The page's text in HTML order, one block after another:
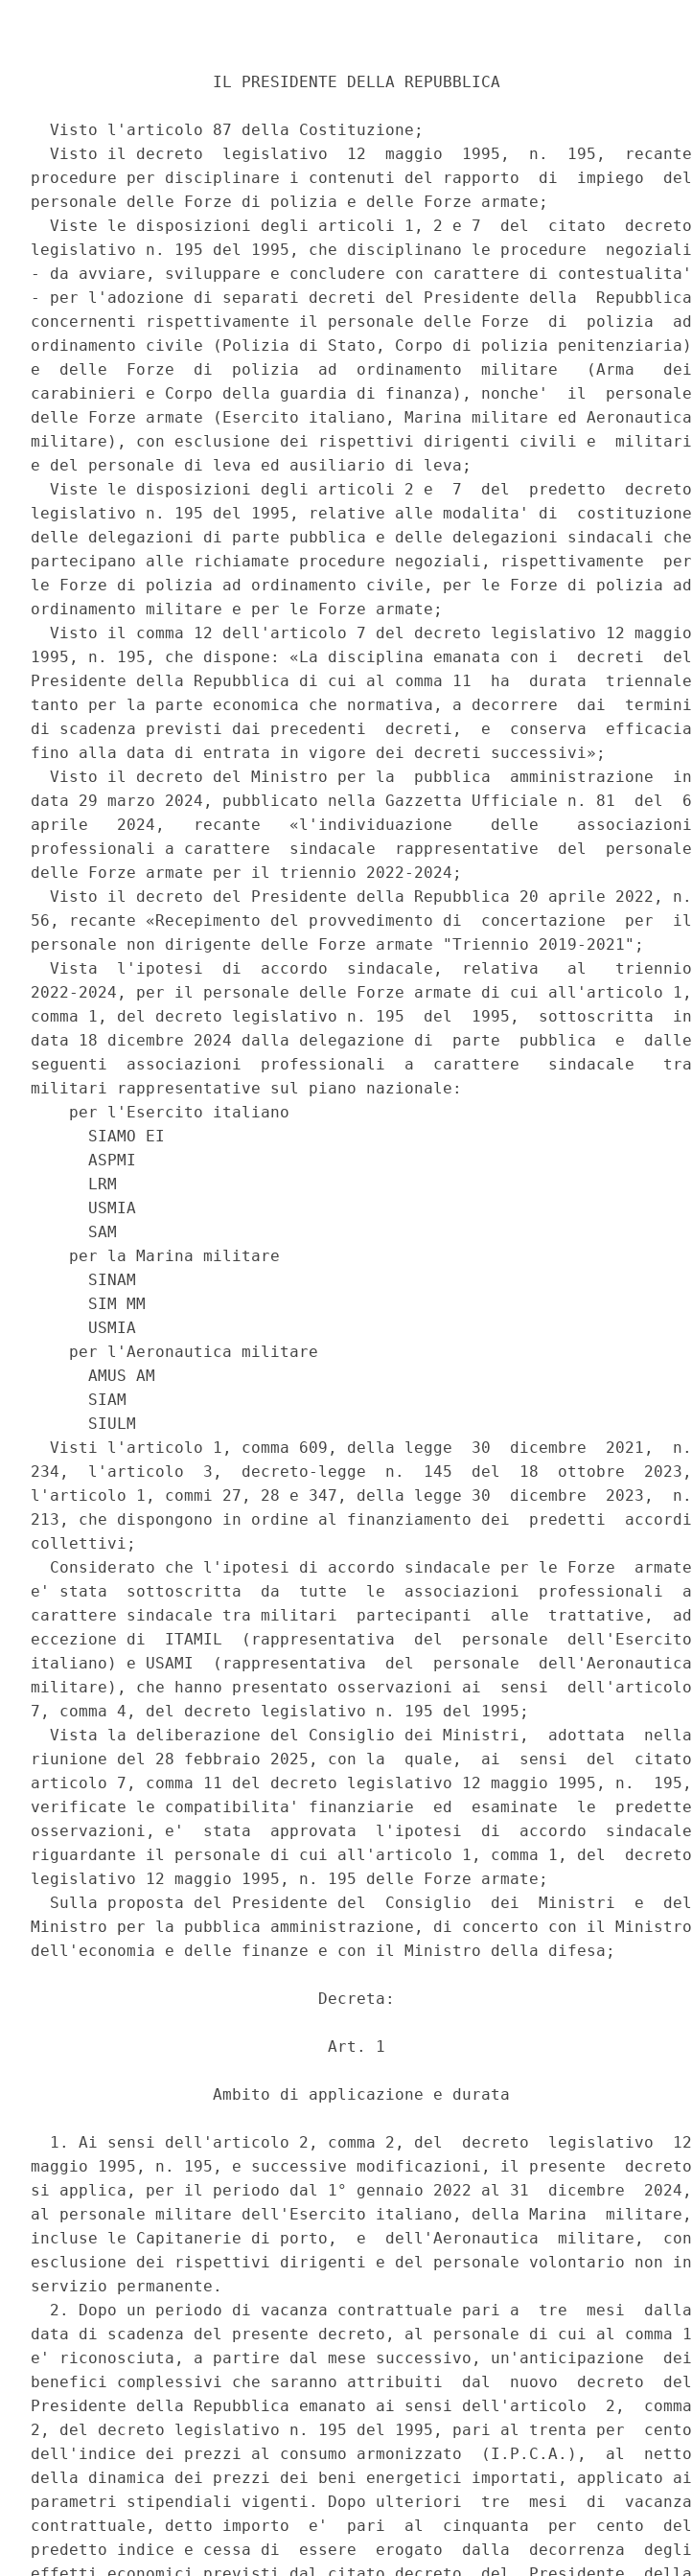
                   IL PRESIDENTE DELLA REPUBBLICA
  Visto l'articolo 87 della Costituzione;
  Visto il decreto  legislativo  12  maggio  1995,  n.  195,  recante
procedure per disciplinare i contenuti del rapporto  di  impiego  del
personale delle Forze di polizia e delle Forze armate;
  Viste le disposizioni degli articoli 1, 2 e 7  del  citato  decreto
legislativo n. 195 del 1995, che disciplinano le procedure  negoziali
- da avviare, sviluppare e concludere con carattere di contestualita'
- per l'adozione di separati decreti del Presidente della  Repubblica
concernenti rispettivamente il personale delle Forze  di  polizia  ad
ordinamento civile (Polizia di Stato, Corpo di polizia penitenziaria)
e  delle  Forze  di  polizia  ad  ordinamento  militare   (Arma   dei
carabinieri e Corpo della guardia di finanza), nonche'  il  personale
delle Forze armate (Esercito italiano, Marina militare ed Aeronautica
militare), con esclusione dei rispettivi dirigenti civili e  militari
e del personale di leva ed ausiliario di leva;
  Viste le disposizioni degli articoli 2 e  7  del  predetto  decreto
legislativo n. 195 del 1995, relative alle modalita' di  costituzione
delle delegazioni di parte pubblica e delle delegazioni sindacali che
partecipano alle richiamate procedure negoziali, rispettivamente  per
le Forze di polizia ad ordinamento civile, per le Forze di polizia ad
ordinamento militare e per le Forze armate;
  Visto il comma 12 dell'articolo 7 del decreto legislativo 12 maggio
1995, n. 195, che dispone: «La disciplina emanata con i  decreti  del
Presidente della Repubblica di cui al comma 11  ha  durata  triennale
tanto per la parte economica che normativa, a decorrere  dai  termini
di scadenza previsti dai precedenti  decreti,  e  conserva  efficacia
fino alla data di entrata in vigore dei decreti successivi»;
  Visto il decreto del Ministro per la  pubblica  amministrazione  in
data 29 marzo 2024, pubblicato nella Gazzetta Ufficiale n. 81  del  6
aprile   2024,   recante   «l'individuazione    delle    associazioni
professionali a carattere  sindacale  rappresentative  del  personale
delle Forze armate per il triennio 2022-2024;
  Visto il decreto del Presidente della Repubblica 20 aprile 2022, n.
56, recante «Recepimento del provvedimento di  concertazione  per  il
personale non dirigente delle Forze armate "Triennio 2019-2021";
  Vista  l'ipotesi  di  accordo  sindacale,  relativa   al   triennio
2022-2024, per il personale delle Forze armate di cui all'articolo 1,
comma 1, del decreto legislativo n. 195  del  1995,  sottoscritta  in
data 18 dicembre 2024 dalla delegazione di  parte  pubblica  e  dalle
seguenti  associazioni  professionali  a  carattere   sindacale   tra
militari rappresentative sul piano nazionale:
    per l'Esercito italiano
      SIAMO EI
      ASPMI
      LRM
      USMIA
      SAM
    per la Marina militare
      SINAM
      SIM MM
      USMIA
    per l'Aeronautica militare
      AMUS AM
      SIAM
      SIULM
  Visti l'articolo 1, comma 609, della legge  30  dicembre  2021,  n.
234,  l'articolo  3,  decreto-legge  n.  145  del  18  ottobre  2023,
l'articolo 1, commi 27, 28 e 347, della legge 30  dicembre  2023,  n.
213, che dispongono in ordine al finanziamento dei  predetti  accordi
collettivi;
  Considerato che l'ipotesi di accordo sindacale per le Forze  armate
e' stata  sottoscritta  da  tutte  le  associazioni  professionali  a
carattere sindacale tra militari  partecipanti  alle  trattative,  ad
eccezione di  ITAMIL  (rappresentativa  del  personale  dell'Esercito
italiano) e USAMI  (rappresentativa  del  personale  dell'Aeronautica
militare), che hanno presentato osservazioni ai  sensi  dell'articolo
7, comma 4, del decreto legislativo n. 195 del 1995;
  Vista la deliberazione del Consiglio dei Ministri,  adottata  nella
riunione del 28 febbraio 2025, con la  quale,  ai  sensi  del  citato
articolo 7, comma 11 del decreto legislativo 12 maggio 1995, n.  195,
verificate le compatibilita' finanziarie  ed  esaminate  le  predette
osservazioni, e'  stata  approvata  l'ipotesi  di  accordo  sindacale
riguardante il personale di cui all'articolo 1, comma 1, del  decreto
legislativo 12 maggio 1995, n. 195 delle Forze armate;
  Sulla proposta del Presidente del  Consiglio  dei  Ministri  e  del
Ministro per la pubblica amministrazione, di concerto con il Ministro
dell'economia e delle finanze e con il Ministro della difesa;
                              Decreta:
                               Art. 1
                   Ambito di applicazione e durata
  1. Ai sensi dell'articolo 2, comma 2, del  decreto  legislativo  12
maggio 1995, n. 195, e successive modificazioni, il presente  decreto
si applica, per il periodo dal 1° gennaio 2022 al 31  dicembre  2024,
al personale militare dell'Esercito italiano, della Marina  militare,
incluse le Capitanerie di porto,  e  dell'Aeronautica  militare,  con
esclusione dei rispettivi dirigenti e del personale volontario non in
servizio permanente.
  2. Dopo un periodo di vacanza contrattuale pari a  tre  mesi  dalla
data di scadenza del presente decreto, al personale di cui al comma 1
e' riconosciuta, a partire dal mese successivo, un'anticipazione  dei
benefici complessivi che saranno attribuiti  dal  nuovo  decreto  del
Presidente della Repubblica emanato ai sensi dell'articolo  2,  comma
2, del decreto legislativo n. 195 del 1995, pari al trenta per  cento
dell'indice dei prezzi al consumo armonizzato  (I.P.C.A.),  al  netto
della dinamica dei prezzi dei beni energetici importati, applicato ai
parametri stipendiali vigenti. Dopo ulteriori  tre  mesi  di  vacanza
contrattuale, detto importo  e'  pari  al  cinquanta  per  cento  del
predetto indice e cessa di  essere  erogato  dalla  decorrenza  degli